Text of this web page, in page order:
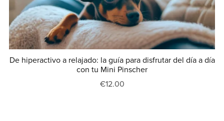
De hiperactivo a relajado: la guía para disfrutar del día a día
con tu Mini Pinscher
€12.00